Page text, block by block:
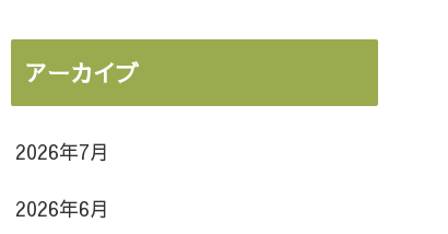
アーカイブ
2026年7月
2026年6月